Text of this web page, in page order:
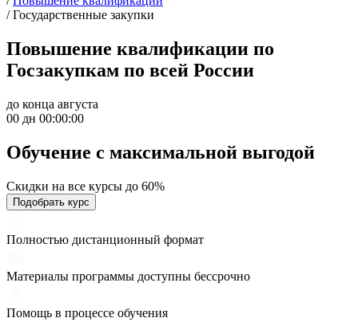
/ Государственные закупки
Повышение квалификации по
Госзакупкам по всей России
до конца августа
00 дн 00:00:00
Обучение с максимальной выгодой
Скидки на все курсы до 60%
Подобрать курс
Полностью дистанционный формат
Материалы программы доступны бессрочно
Помощь в процессе обучения